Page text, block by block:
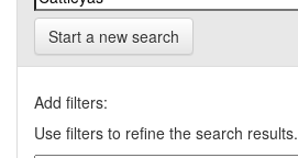
Start a new search
Add filters:
Use filters to refine the search results.